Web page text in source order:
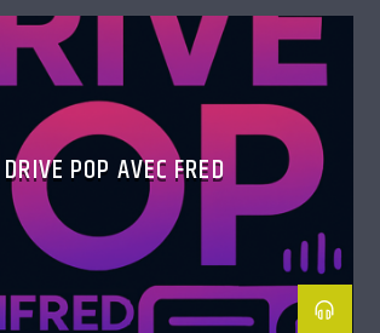
DRIVE POP AVEC FRED